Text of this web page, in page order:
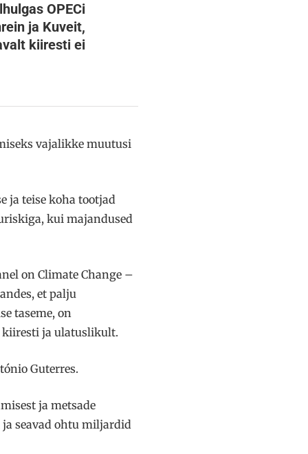
OPECi
ja Kuveit,
kiiresti ei
vajalikke muutusi
ja teise koha tootjad
kui majandused
on Climate Change –
et palju
taseme, on
kiiresti ja ulatuslikult.
Guterres.
ja metsade
seavad ohtu miljardid